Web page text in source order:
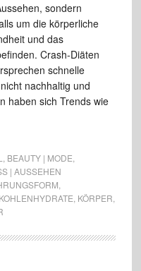
sondern
um die körperliche
und das
Crash-Diäten
schnelle
nachhaltig und
haben sich Trends wie
BEAUTY | MODE
| AUSSEHEN
KOHLENHYDRATE KÖRPER